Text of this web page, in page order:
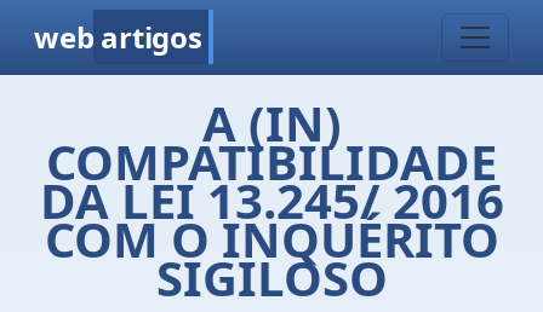
web artigos
A (IN)
COMPATIBILIDADE
DA LEI 13.245/ 2016
COM O INQUÉRITO
SIGILOSO